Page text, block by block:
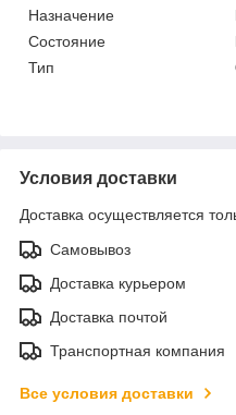
Назначение
Состояние
Тип
Условия доставки
Доставка осуществляется
Самовывоз
Доставка курьером
Доставка почтой
Транспортная компания
Все условия доставки